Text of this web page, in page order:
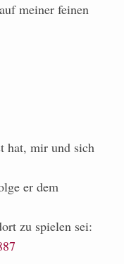
meiner feinen
hat, mir und sich
er dem
zu spielen sei: